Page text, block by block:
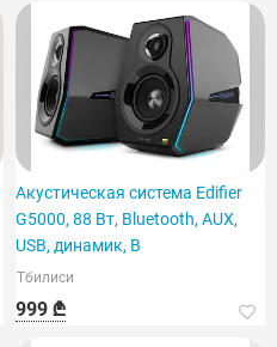
Акустическая система Edifier
G5000, 88 Вт, Bluetooth, AUX,
USB, динамик, B
Тбилиси
999 ₾